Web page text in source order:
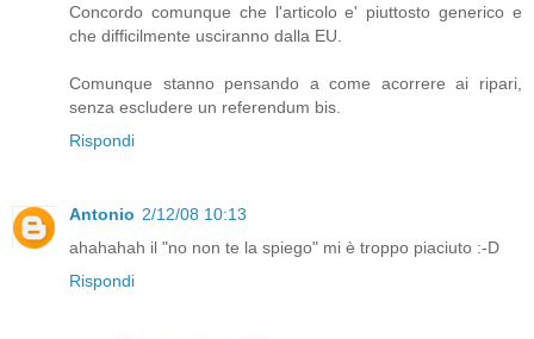
Concordo comunque che l'articolo e' piuttosto generico e
che difficilmente usciranno dalla EU.
Comunque stanno pensando a come acorrere ai ripari,
senza escludere un referendum bis.
Rispondi
Antonio 2/12/08 10:13
ahahahah il "no non te la spiego" mi è troppo piaciuto :-D
Rispondi